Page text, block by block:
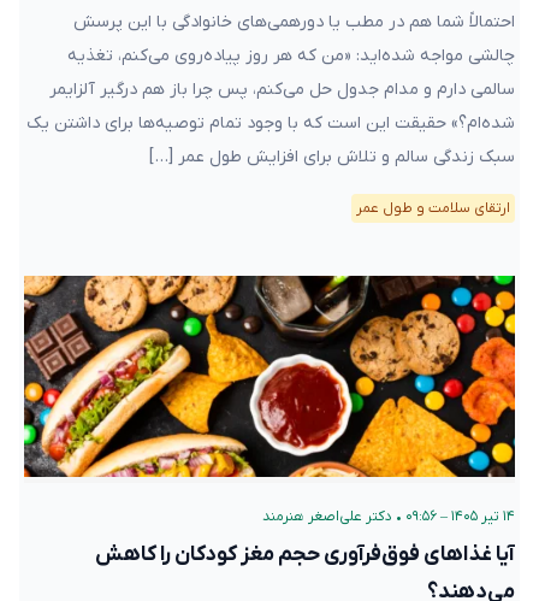
احتمالاً شما هم در مطب یا دورهمی‌های خانوادگی با این پرسش
چالشی مواجه شده‌اید: «من که هر روز پیاده‌روی می‌کنم، تغذیه
سالمی دارم و مدام جدول حل می‌کنم، پس چرا باز هم درگیر آلزایمر
شده‌ام؟» حقیقت این است که با وجود تمام توصیه‌ها برای داشتن یک
سبک زندگی سالم و تلاش برای افزایش طول عمر […]
ارتقای سلامت و طول عمر
۱۴ تیر ۱۴۰۵ – ۰۹:۵۶ • دکتر علی‌اصغر هنرمند
آیا غذاهای فوق‌فرآوری‌ حجم مغز کودکان را کاهش
می‌دهند؟